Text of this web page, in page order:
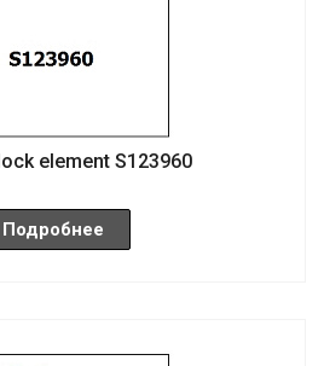
element S123960
Подробнее